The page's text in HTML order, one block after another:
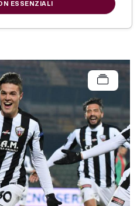
ESSENZIALI